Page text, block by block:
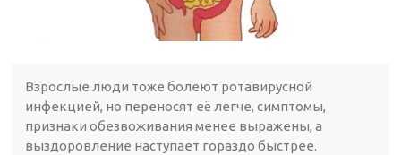
Взрослые люди тоже болеют ротавирусной
инфекцией, но переносят её легче, симптомы,
признаки обезвоживания менее выражены, а
выздоровление наступает гораздо быстрее.